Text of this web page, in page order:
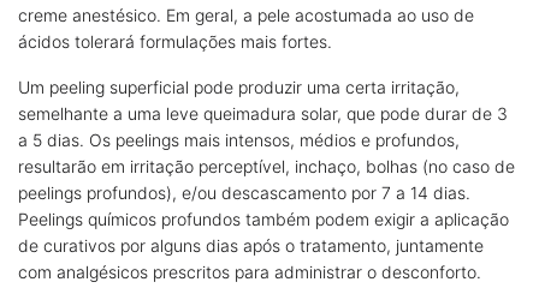
creme anestésico. Em geral, a pele acostumada ao uso de
ácidos tolerará formulações mais fortes.
Um peeling superficial pode produzir uma certa irritação,
semelhante a uma leve queimadura solar, que pode durar de 3
a 5 dias. Os peelings mais intensos, médios e profundos,
resultarão em irritação perceptível, inchaço, bolhas (no caso de
peelings profundos), e/ou descascamento por 7 a 14 dias.
Peelings químicos profundos também podem exigir a aplicação
de curativos por alguns dias após o tratamento, juntamente
com analgésicos prescritos para administrar o desconforto.